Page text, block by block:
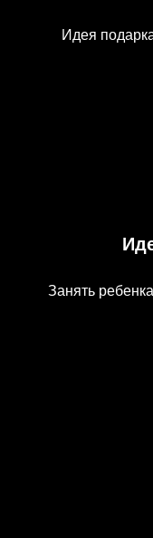
Идея
Занять